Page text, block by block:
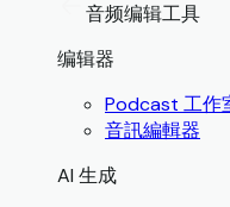
音频编辑工具
编辑器
Podcast 工作
音訊編輯器
AI 生成